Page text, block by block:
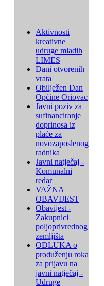
Aktivnosti
kreativne
udruge mladih
LIMES
Dani otvorenih
vrata
Obilježen Dan
Općine Oriovac
Javni poziv za
sufinanciranje
doprinosa iz
plaće za
novozaposlenog
radnika
Javni natječaj -
Komunalni
redar
VAŽNA
OBAVIJEST
Obavijest -
Zakupnici
poljoprivrednog
zemljišta
ODLUKA o
produženju roka
za prijavu na
javni natječaj -
Udruge